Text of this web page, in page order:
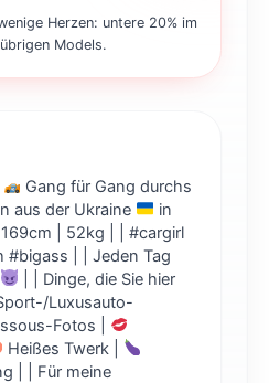
Herzen: untere 20% im
Models.
Gang für Gang durchs
aus der Ukraine
in
| 52kg | | #cargirl
#bigass | | Jeden Tag
| | Dinge, die Sie hier
Luxusauto-
Fotos |
Heißes Twerk |
| | Für meine